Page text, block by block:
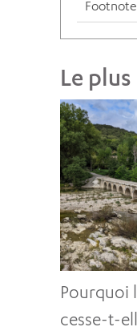
Le
Pourquoi
cesse-t-